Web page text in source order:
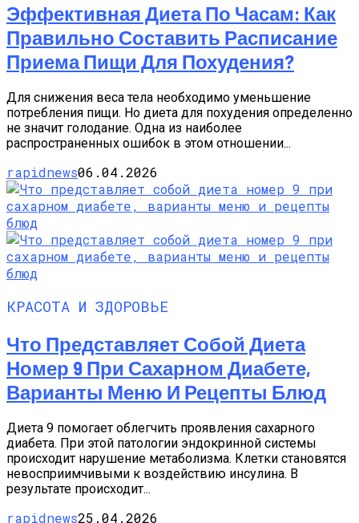
Эффективная Диета По Часам: Как
Правильно Составить Расписание
Приема Пищи Для Похудения?
Для снижения веса тела необходимо уменьшение
потребления пищи. Но диета для похудения определенно
не значит голодание. Одна из наиболее
распространенных ошибок в этом отношении...
rapidnews06.04.2026
КРАСОТА И ЗДОРОВЬЕ
Что Представляет Собой Диета
Номер 9 При Сахарном Диабете,
Варианты Меню И Рецепты Блюд
Диета 9 помогает облегчить проявления сахарного
диабета. При этой патологии эндокринной системы
происходит нарушение метаболизма. Клетки становятся
невосприимчивыми к воздействию инсулина. В
результате происходит...
rapidnews25.04.2026